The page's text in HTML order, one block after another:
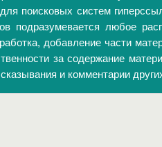
поисковых систем
подразумевается любое
добавление части
за содержание
и комментарии